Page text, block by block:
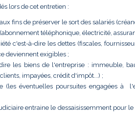
lors de cet entretien :
fins de préserver le sort des salariés
téléphonique, électricité,
c'est-à-dire les dettes (fiscales,
deviennent exigibles ;
les biens de l'entreprise : immeuble,
impayées, crédit d'impôt...) ;
(les éventuelles poursuites engagées à
entraine le dessaisissemment pour